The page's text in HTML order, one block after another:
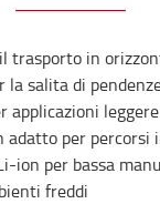
trasporto in
la salita di
applicazioni
adatto per percorsi
ion per bassa
freddi